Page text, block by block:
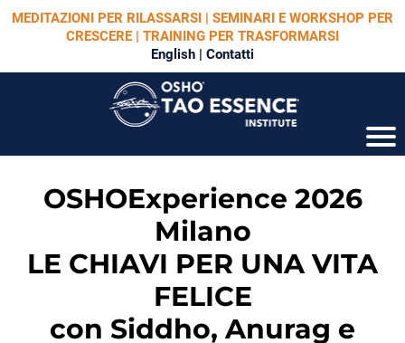
MEDITAZIONI PER RILASSARSI | SEMINARI E WORKSHOP PER
CRESCERE | TRAINING PER TRASFORMARSI
English | Contatti
OSHOExperience 2026
Milano
LE CHIAVI PER UNA VITA
FELICE
con Siddho, Anurag e